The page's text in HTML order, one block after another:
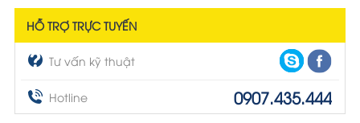
HỖ TRỢ TRỰC TUYẾN
Tư vấn kỹ thuật
Hotline 0907.435.444